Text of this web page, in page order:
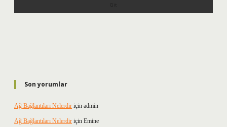
Son yorumlar
Ağ Bağlantıları Nelerdir için admin
Ağ Bağlantıları Nelerdir için Emine